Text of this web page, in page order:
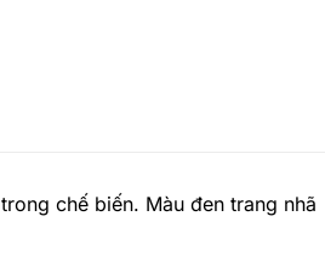
chế biến. Màu đen trang nhã